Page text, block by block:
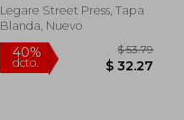
and Amended
Regulations for
Appr (en Inglés)
Legare Street Press, Tapa
Blanda, Nuevo